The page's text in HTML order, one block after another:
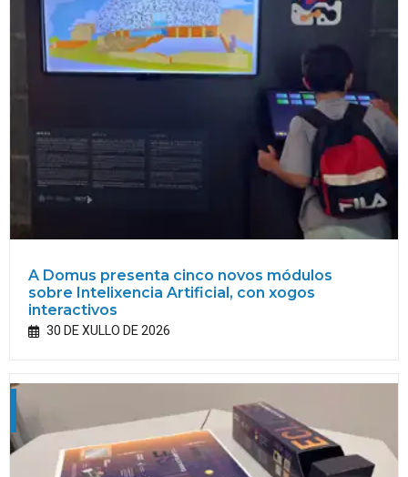
A Domus presenta cinco novos módulos
sobre Intelixencia Artificial, con xogos
interactivos
30 DE XULLO DE 2026